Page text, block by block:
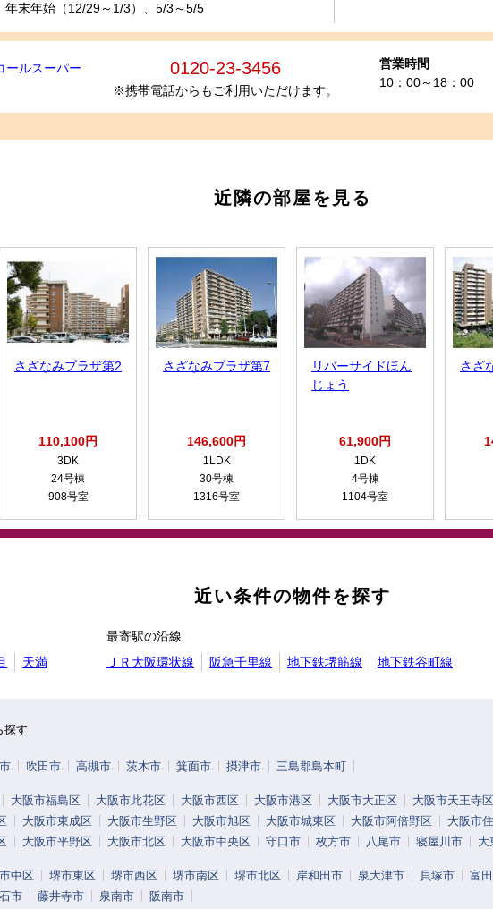
年末年始（12/29～1/3）、5/3～5/5
ールスーパー 0120-23-3456
※携帯電話からもご利用いただけます。
営業時間
10：00～18：00
近隣の部屋を見る
さざなみプラザ第2
110,100円
3DK
24号棟
908号室
さざなみプラザ第7
146,600円
1LDK
30号棟
1316号室
リバーサイドほん
じょう
61,900円
1DK
4号棟
1104号室
さざ
近い条件の物件を探す
天満
最寄駅の沿線
ＪＲ大阪環状線
阪急千里線 地下鉄堺筋線 地下鉄谷町線
探す
吹田市 高槻市 茨木市 箕面市 摂津市 三島郡島本町
大阪市福島区 大阪市此花区 大阪市西区 大阪市港区 大阪市大正区
大阪市天王寺区
大阪市東成区 大阪市生野区 大阪市旭区 大阪市城東区 大阪市阿倍野区
大阪市
大阪市平野区 大阪市北区 大阪市中央区 守口市 枚方市 八尾市 寝屋川市 大
中区 堺市東区 堺市西区 堺市南区 堺市北区 岸和田市 泉大津市 貝塚市
富
市 藤井寺市 泉南市 阪南市